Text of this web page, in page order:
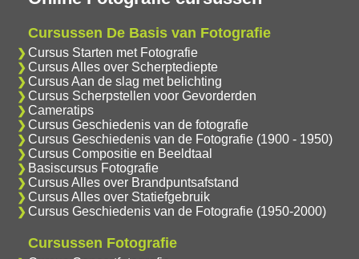
Cursussen De Basis van Fotografie
Cursus Starten met Fotografie
Cursus Alles over Scherptediepte
Cursus Aan de slag met belichting
Cursus Scherpstellen voor Gevorderden
Cameratips
Cursus Geschiedenis van de fotografie
Cursus Geschiedenis van de Fotografie (1900 - 1950)
Cursus Compositie en Beeldtaal
Basiscursus Fotografie
Cursus Alles over Brandpuntsafstand
Cursus Alles over Statiefgebruik
Cursus Geschiedenis van de Fotografie (1950-2000)
Cursussen Fotografie